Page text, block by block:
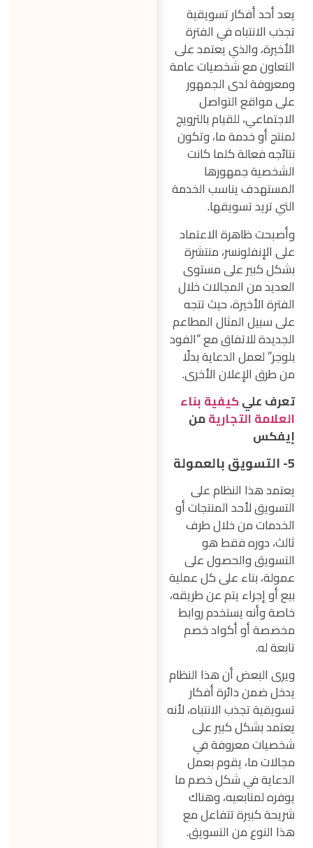
يعد أحد أفكار تسويقية
تجذب الانتباه في الفترة
الأخيرة، والذي يعتمد على
التعاون مع شخصيات عامة
ومعروفة لدى الجمهور
على مواقع التواصل
الاجتماعي، للقيام بالترويج
لمنتج أو خدمة ما، وتكون
نتائجه فعالة كلما كانت
الشخصية جمهورها
المستهدف يناسب الخدمة
التي تريد تسويقها.
وأصبحت ظاهرة الاعتماد
على الإنفلونسر، منتشرة
بشكل كبير على مستوى
العديد من المجالات خلال
الفترة الأخيرة، حيث تتجه
على سبيل المثال المطاعم
الجديدة للاتفاق مع “الفود
بلوجر” لعمل الدعاية بدلًا
من طرق الإعلان الأخرى.
تعرف عليكيفية بناء
العلامة التجاريةمن
إيفكس
5- التسويق بالعمولة
يعتمد هذا النظام على
التسويق لأحد المنتجات أو
الخدمات من خلال طرف
ثالث، دوره فقط هو
التسويق والحصول على
عمولة، بناء على كل عملية
بيع أو إجراء يتم عن طريقه،
خاصة وأنه يستخدم روابط
مخصصة أو أكواد خصم
تابعة له.
ويرى البعض أن هذا النظام
يدخل ضمن دائرة أفكار
تسويقية تجذب الانتباه، لأنه
يعتمد بشكل كبير على
شخصيات معروفة في
مجالات ما، يقوم بعمل
الدعاية في شكل خصم ما
يوفره لمتابعيه، وهناك
شريحة كبيرة تتفاعل مع
هذا النوع من التسويق.